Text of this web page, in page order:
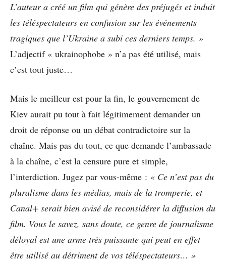
L’auteur a créé un film qui génère des préjugés et induit
les téléspectateurs en confusion sur les événements
tragiques que l’Ukraine a subi ces derniers temps. »
L’adjectif « ukrainophobe » n’a pas été utilisé, mais
c’est tout juste…
Mais le meilleur est pour la fin, le gouvernement de
Kiev aurait pu tout à fait légitimement demander un
droit de réponse ou un débat contradictoire sur la
chaîne. Mais pas du tout, ce que demande l’ambassade
à la chaîne, c’est la censure pure et simple,
l’interdiction. Jugez par vous-même : « Ce n’est pas du
pluralisme dans les médias, mais de la tromperie, et
Canal+ serait bien avisé de reconsidérer la diffusion du
film. Vous le savez, sans doute, ce genre de journalisme
déloyal est une arme très puissante qui peut en effet
être utilisé au détriment de vos téléspectateurs… »